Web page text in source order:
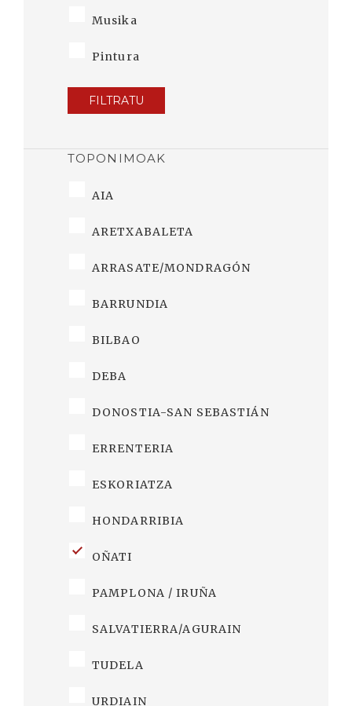
Musika
Pintura
FILTRATU
TOPONIMOAK
AIA
ARETXABALETA
ARRASATE/MONDRAGÓN
BARRUNDIA
BILBAO
DEBA
DONOSTIA-SAN SEBASTIÁN
ERRENTERIA
ESKORIATZA
HONDARRIBIA
OÑATI
PAMPLONA / IRUÑA
SALVATIERRA/AGURAIN
TUDELA
URDIAIN